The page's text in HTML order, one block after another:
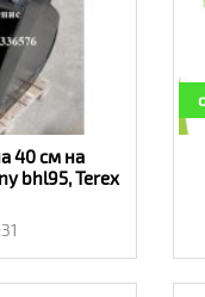
40 см на
bhl95, Terex
-